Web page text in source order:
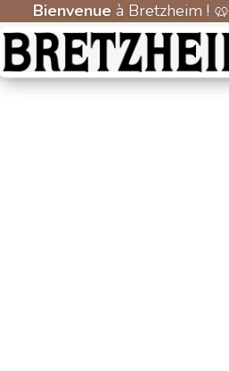
Bienvenueà Bretzheim ! 🥨
Livraison offerte